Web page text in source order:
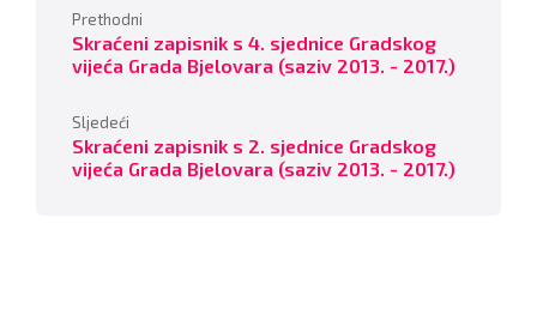
Prethodni
Skraćeni zapisnik s 4. sjednice Gradskog
vijeća Grada Bjelovara (saziv 2013. - 2017.)
Sljedeći
Skraćeni zapisnik s 2. sjednice Gradskog
vijeća Grada Bjelovara (saziv 2013. - 2017.)